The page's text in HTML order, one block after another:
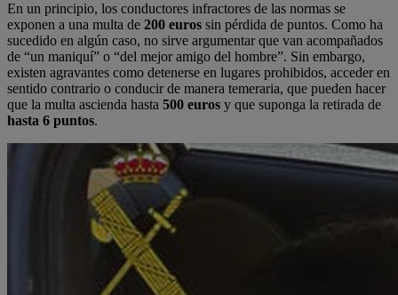
En un principio, los conductores infractores de las normas se
exponen a una multa de 200 euros sin pérdida de puntos. Como ha
sucedido en algún caso, no sirve argumentar que van acompañados
de “un maniquí” o “del mejor amigo del hombre”. Sin embargo,
existen agravantes como detenerse en lugares prohibidos, acceder en
sentido contrario o conducir de manera temeraria, que pueden hacer
que la multa ascienda hasta 500 euros y que suponga la retirada de
hasta 6 puntos.